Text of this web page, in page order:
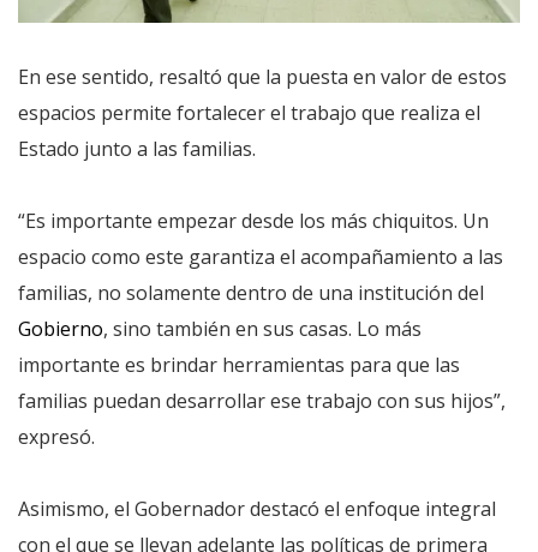
En ese sentido, resaltó que la puesta en valor de estos
espacios permite fortalecer el trabajo que realiza el
Estado junto a las familias.
“Es importante empezar desde los más chiquitos. Un
espacio como este garantiza el acompañamiento a las
familias, no solamente dentro de una institución del
Gobierno, sino también en sus casas. Lo más
importante es brindar herramientas para que las
familias puedan desarrollar ese trabajo con sus hijos”,
expresó.
Asimismo, el Gobernador destacó el enfoque integral
con el que se llevan adelante las políticas de primera